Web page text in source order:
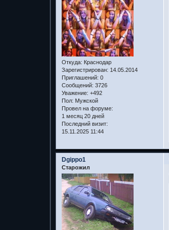
Откуда: Краснодар
Зарегистрирован: 14.05.2014
Приглашений: 0
Сообщений: 3726
Уважение: +492
Пол: Мужской
Провел на форуме:
1 месяц 20 дней
Последний визит:
15.11.2025 11:44
Dgippo1
Старожил